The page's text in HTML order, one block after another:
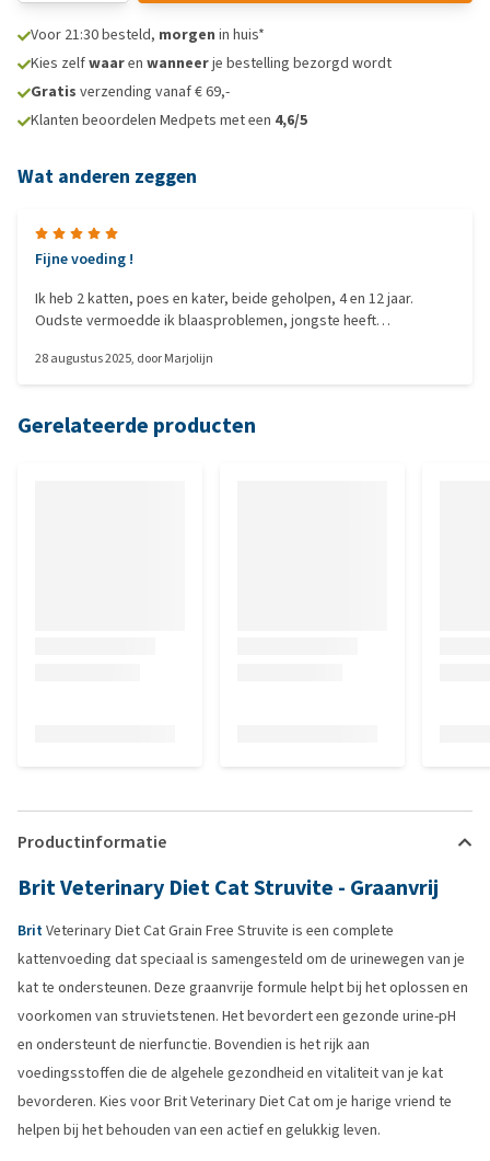
Voor 21:30 besteld, morgen in huis*
Kies zelfwaaren wanneerje bestelling bezorgd wordt
Gratis verzending vanaf € 69,-
Klanten beoordelen Medpets met een 4,6/5
Wat anderen zeggen
Fijne voeding !
Ik heb 2 katten, poes en kater, beide geholpen, 4 en 12 jaar.
Oudste vermoedde ik blaasproblemen, jongste heeft
fijn. De jongste heeft daar medicatie voor maar kan nu iets
28 augustus 2025, doorMarjolijn
Gerelateerde producten
Productinformatie
Brit Veterinary Diet Cat Struvite - Graanvrij
BritVeterinary Diet Cat Grain Free Struvite is een complete
kattenvoeding dat speciaal is samengesteld om de urinewegen van je
kat te ondersteunen. Deze graanvrije formule helpt bij het oplossen en
voorkomen van struvietstenen. Het bevordert een gezonde urine-pH
en ondersteunt de nierfunctie. Bovendien is het rijk aan
voedingsstoffen die de algehele gezondheid en vitaliteit van je kat
bevorderen. Kies voor Brit Veterinary Diet Cat om je harige vriend te
helpen bij het behouden van een actief en gelukkig leven.